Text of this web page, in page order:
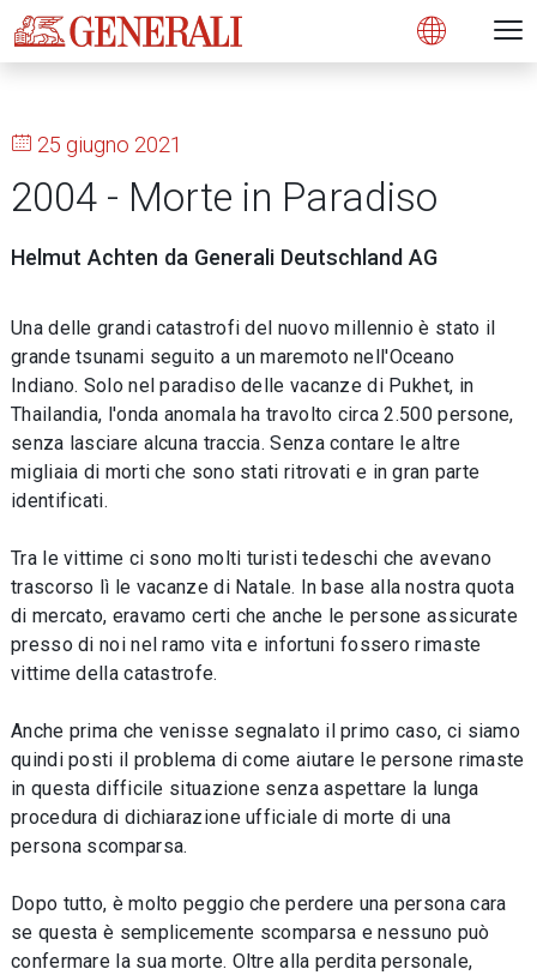
Open
25 giugno 2021
2004 - Morte in Paradiso
Helmut Achten da Generali Deutschland AG
Una delle grandi catastrofi del nuovo millennio è stato il
grande tsunami seguito a un maremoto nell'Oceano
Indiano. Solo nel paradiso delle vacanze di Pukhet, in
Thailandia, l'onda anomala ha travolto circa 2.500 persone,
senza lasciare alcuna traccia. Senza contare le altre
migliaia di morti che sono stati ritrovati e in gran parte
identificati.
Tra le vittime ci sono molti turisti tedeschi che avevano
trascorso lì le vacanze di Natale. In base alla nostra quota
di mercato, eravamo certi che anche le persone assicurate
presso di noi nel ramo vita e infortuni fossero rimaste
vittime della catastrofe.
Anche prima che venisse segnalato il primo caso, ci siamo
quindi posti il problema di come aiutare le persone rimaste
in questa difficile situazione senza aspettare la lunga
procedura di dichiarazione ufficiale di morte di una
persona scomparsa.
Dopo tutto, è molto peggio che perdere una persona cara
se questa è semplicemente scomparsa e nessuno può
confermare la sua morte. Oltre alla perdita personale,